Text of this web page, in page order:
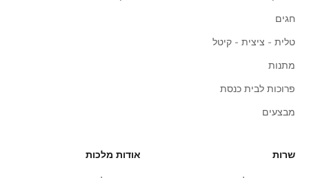
חגים
טלית - ציצית - קיטל
מתנות
פרוכות לבית כנסת
מבצעים
שרות אודות מלכות